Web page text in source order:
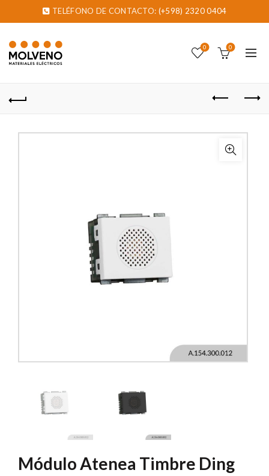
TELÉFONO DE CONTACTO: (+598) 2320 0404
0 0
Módulo Atenea Timbre Ding